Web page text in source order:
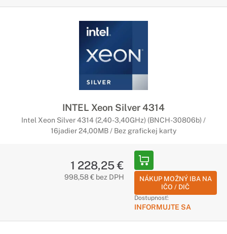
INTEL Xeon Silver 4314
Intel Xeon Silver 4314 (2,40-3,40GHz) (BNCH-30806b) /
16jadier 24,00MB / Bez grafickej karty
1 228,25 €
998,58 € bez DPH
NÁKUP MOŽNÝ IBA NA
IČO / DIČ
Dostupnosť:
INFORMUJTE SA